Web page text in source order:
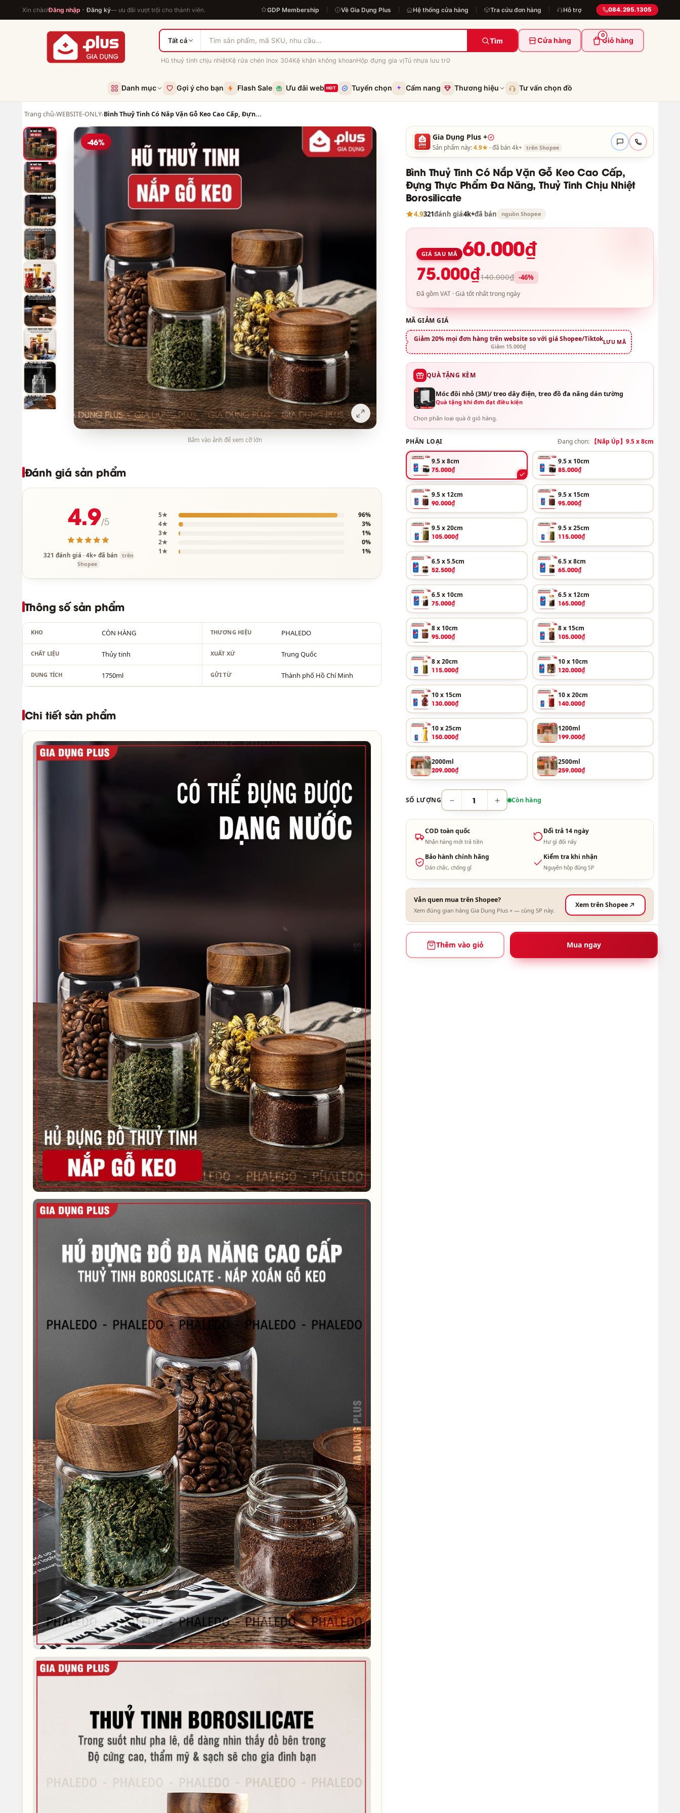
Xin chào!Đăng nhập Đăng ký— ưu đãi vượt trội cho thành viên. GDP Membership Về Gia Dụng Plus Hệ thống cửa hàng Tra cứu đơn hàng Hỗ trợ 084.295.1305
Tất cả Tìm Cửa hàng
0
Giỏ hàng
Hũ thuỷ tinh chịu nhiệtKệ rửa chén inox 304Kệ khăn không khoanHộp đựng gia vịTủ nhựa lưu trữ
Danh mục Gợi ý cho bạn Flash Sale Ưu đãi web HOT Tuyển chọn Cẩm nang Thương hiệu Tư vấn chọn đồ
Trang chủ›WEBSITE-ONLY›Bình Thuỷ Tinh Có Nắp Vặn Gỗ Keo Cao Cấp, Đựn...
-46%
Bấm vào ảnh để xem cỡ lớn
Đánh giá sản phẩm
4.9/5
321 đánh giá · 4k+ đã bán
trên
Shopee
5★
96%
4★
3%
3★
1%
2★
0%
1★
1%
Thông số sản phẩm
KHO CÒN HÀNG THƯƠNG HIỆU PHALEDO
CHẤT LIỆU Thủy tinh XUẤT XỨ Trung Quốc
DUNG TÍCH 1750ml GỬI TỪ Thành phố Hồ Chí Minh
Chi tiết sản phẩm
Gia Dụng Plus +
Sản phẩm này: 4.9★· đã bán 4k+ trên Shopee
Bình Thuỷ Tinh Có Nắp Vặn Gỗ Keo Cao Cấp,
Đựng Thực Phẩm Đa Năng, Thuỷ Tinh Chịu Nhiệt
Borosilicate
4.9321đánh giá4k+đã bán nguồn Shopee
GIÁ SAU MÃ 60.000₫
75.000₫140.000₫ -46%
Đã gồm VAT · Giá tốt nhất trong ngày
MÃ GIẢM GIÁ
Giảm 20% mọi đơn hàng trên website so với giá Shopee/Tiktok
Giảm 15.000₫
LƯU MÃ
QUÀ TẶNG KÈM
Móc đôi nhỏ (3M)/ treo dây điện, treo đồ đa năng dán tường
Quà tặng khi đơn đạt điều kiện
Chọn phân loại quà ở giỏ hàng.
PHÂN LOẠI Đang chọn: 【Nắp Úp】9.5 x 8cm
9.5 x 8cm
75.000₫
9.5 x 10cm
85.000₫
9.5 x 12cm
90.000₫
9.5 x 15cm
95.000₫
9.5 x 20cm
105.000₫
9.5 x 25cm
115.000₫
6.5 x 5.5cm
52.500₫
6.5 x 8cm
65.000₫
6.5 x 10cm
75.000₫
6.5 x 12cm
165.000₫
8 x 10cm
95.000₫
8 x 15cm
105.000₫
8 x 20cm
115.000₫
10 x 10cm
120.000₫
10 x 15cm
130.000₫
10 x 20cm
140.000₫
10 x 25cm
150.000₫
1200ml
199.000₫
2000ml
209.000₫
2500ml
259.000₫
SỐ LƯỢNG − + Còn hàng
COD toàn quốc
Nhận hàng mới trả tiền
Đổi trả 14 ngày
Hư gì đổi nấy
Bảo hành chính hãng
Dán chắc, chống gỉ
Kiểm tra khi nhận
Nguyên hộp đúng SP
Vẫn quen mua trên Shopee?
Xem đúng gian hàng Gia Dụng Plus + — cùng SP này.
Xem trên Shopee
Thêm vào giỏ Mua ngay